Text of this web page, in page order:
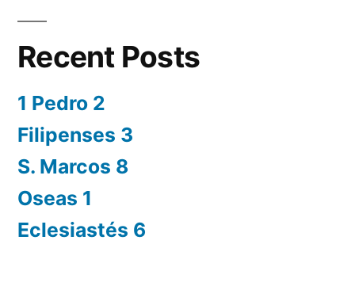
Recent Posts
1 Pedro 2
Filipenses 3
S. Marcos 8
Oseas 1
Eclesiastés 6